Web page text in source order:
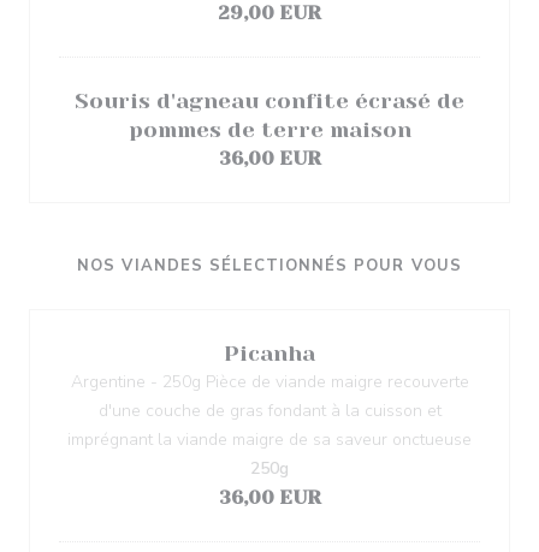
29,00 EUR
Souris d'agneau confite écrasé de
pommes de terre maison
36,00 EUR
NOS VIANDES SÉLECTIONNÉS POUR VOUS
Picanha
Argentine - 250g Pièce de viande maigre recouverte
d'une couche de gras fondant à la cuisson et
imprégnant la viande maigre de sa saveur onctueuse
36,00 EUR
250g